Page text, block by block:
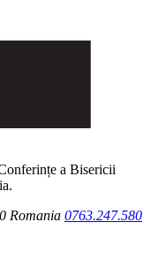
a Bisericii
Romania 0763.247.580